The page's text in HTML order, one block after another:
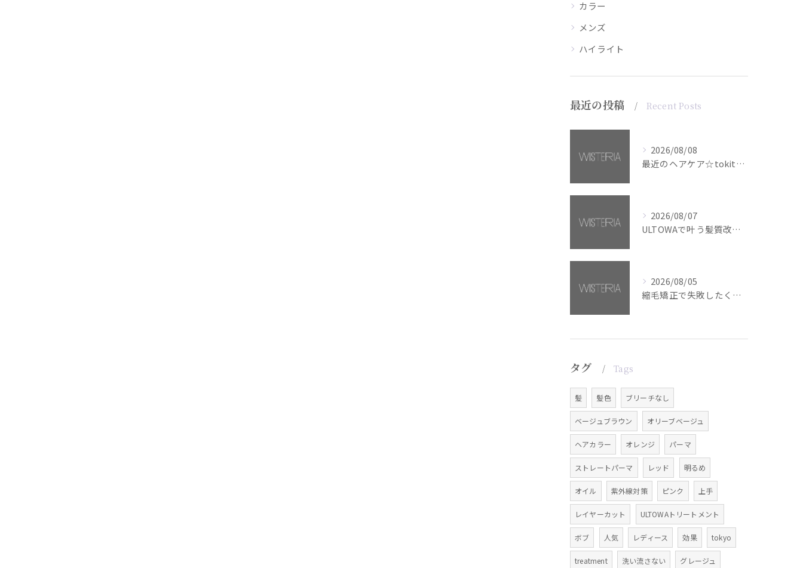
カラー
メンズ
ハイライト
最近の投稿 Recent Posts
2026/08/08
最近のヘアケア☆tokita【銀座・美容室WISTERIA】
2026/08/07
ULTOWAで叶う髪質改善美髪カラー【銀座・美容室WISTERIA】
2026/08/05
縮毛矯正で失敗したくない方へ【銀座・美容室WISTERIA】
タグ Tags
髪 髪色 ブリーチなし
ベージュブラウン オリーブベージュ
ヘアカラー オレンジ パーマ
ストレートパーマ レッド 明るめ
オイル 紫外線対策 ピンク 上手
レイヤーカット ULTOWAトリートメント
ボブ 人気 レディース 効果 tokyo
treatment 洗い流さない グレージュ